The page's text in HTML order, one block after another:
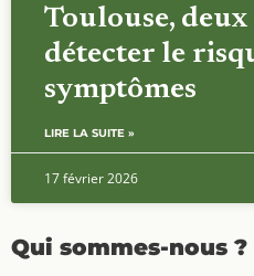
Toulouse,
détecter le
symptômes
LIRE LA SUITE »
17 février 2026
Qui sommes-nous ?